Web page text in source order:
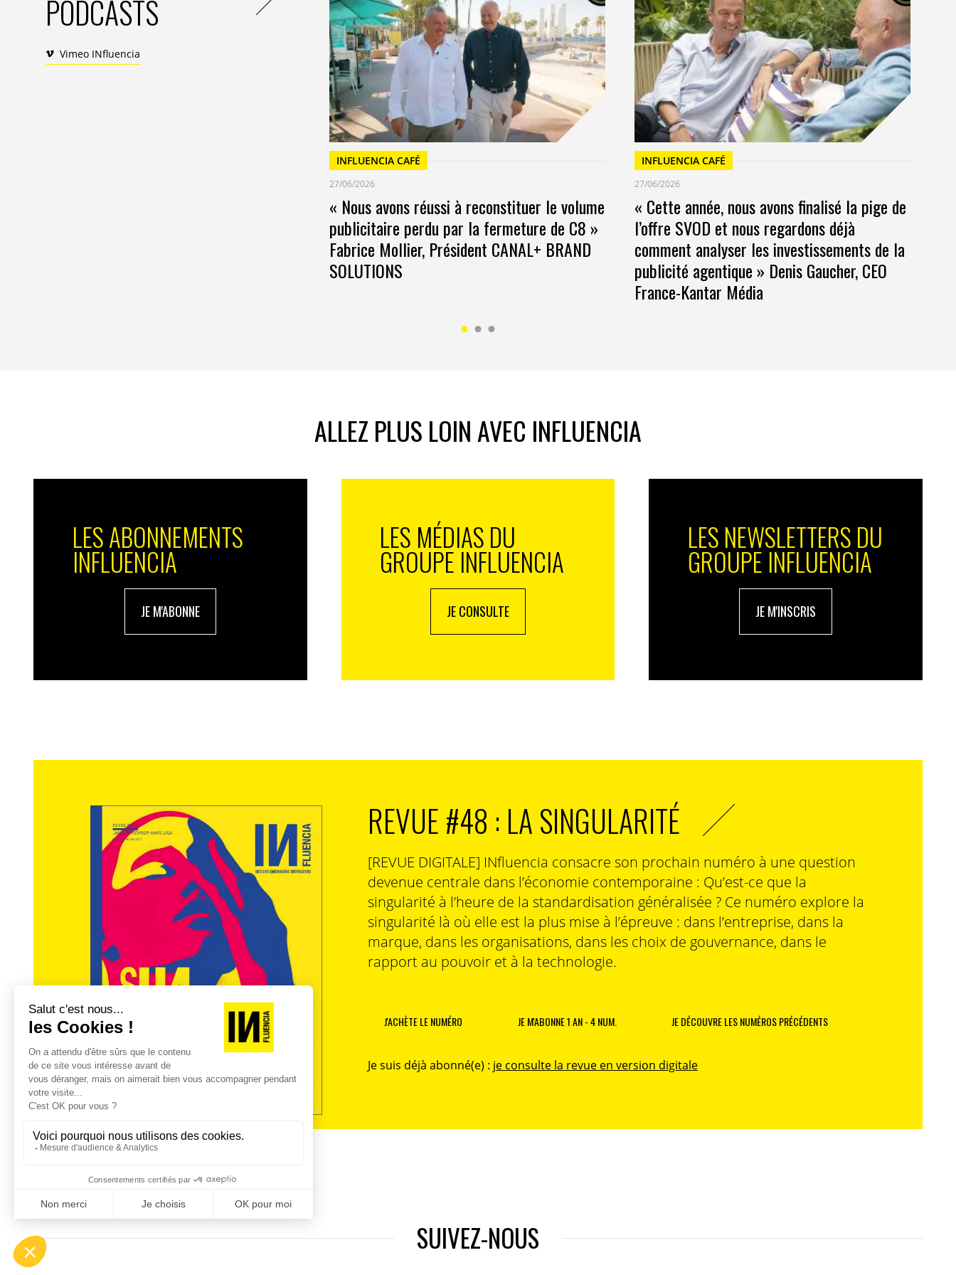
PODCASTS
Vimeo INfluencia
INFLUENCIA CAFÉ
27/06/2026
« Nous avons réussi à reconstituer le volume
publicitaire perdu par la fermeture de C8 »
Fabrice Mollier, Président CANAL+ BRAND
SOLUTIONS
INFLUENCIA CAFÉ
27/06/2026
« Cette année, nous avons finalisé la pige de
l’offre SVOD et nous regardons déjà
comment analyser les investissements de la
publicité agentique » Denis Gaucher, CEO
France-Kantar Média
ALLEZ PLUS LOIN AVEC INFLUENCIA
LES ABONNEMENTS
INFLUENCIA
JE M'ABONNE
LES MÉDIAS DU
GROUPE INFLUENCIA
JE CONSULTE
LES NEWSLETTERS DU
GROUPE INFLUENCIA
JE M'INSCRIS
REVUE #48 : LA SINGULARITÉ
[REVUE DIGITALE] INfluencia consacre son prochain numéro à une question
devenue centrale dans l’économie contemporaine : Qu’est-ce que la
singularité à l’heure de la standardisation généralisée ? Ce numéro explore la
singularité là où elle est la plus mise à l’épreuve : dans l’entreprise, dans la
marque, dans les organisations, dans les choix de gouvernance, dans le
rapport au pouvoir et à la technologie.
J'ACHÈTE LE NUMÉRO JE M'ABONNE 1 AN - 4 NUM. JE DÉCOUVRE LES NUMÉROS PRÉCÉDENTS
Je suis déjà abonné(e) : je consulte la revue en version digitale
SUIVEZ-NOUS